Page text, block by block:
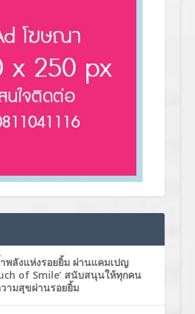
พลังแห่งรอยยิ้ม ผ่านแคมเปญ
of Smile’ สนับสนุนให้ทุกคน
ามสุขผ่านรอยยิ้ม